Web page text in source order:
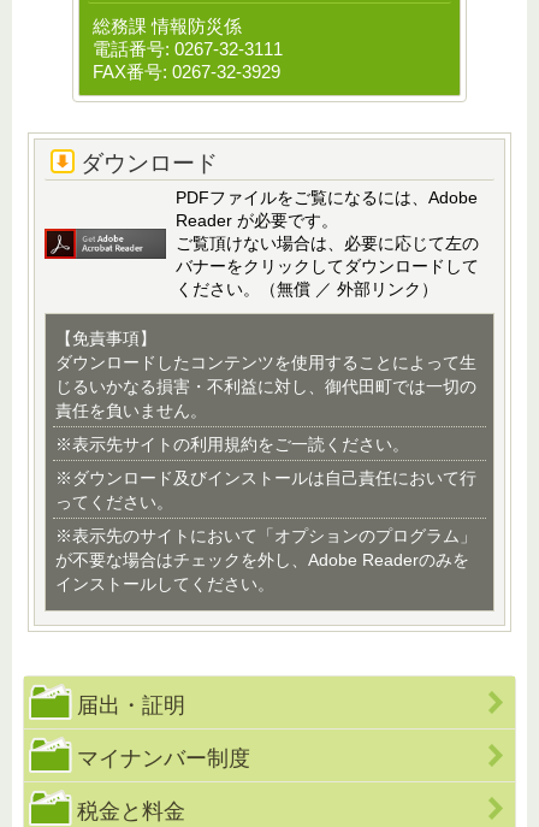
総務課 情報防災係
電話番号: 0267-32-3111
FAX番号: 0267-32-3929
ダウンロード
PDFファイルをご覧になるには、Adobe
Reader が必要です。
ご覧頂けない場合は、必要に応じて左の
バナーをクリックしてダウンロードして
ください。（無償 ／ 外部リンク）
【免責事項】
ダウンロードしたコンテンツを使用することによって生
じるいかなる損害・不利益に対し、御代田町では一切の
責任を負いません。
※表示先サイトの利用規約をご一読ください。
※ダウンロード及びインストールは自己責任において行
ってください。
※表示先のサイトにおいて「オプションのプログラム」
が不要な場合はチェックを外し、Adobe Readerのみを
インストールしてください。
届出・証明
マイナンバー制度
税金と料金